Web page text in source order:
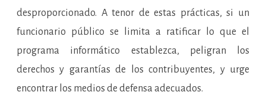
desproporcionado. A tenor de estas prácticas, si un
funcionario público se limita a ratificar lo que el
programa informático establezca, peligran los
derechos y garantías de los contribuyentes, y urge
encontrar los medios de defensa adecuados.